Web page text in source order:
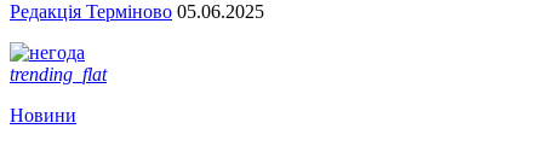
Редакція Терміново 05.06.2025
trending_flat
Новини